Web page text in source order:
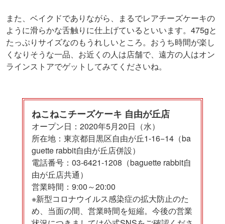
また、ベイクドでありながら、まるでレアチーズケーキの
ように滑らかな舌触りに仕上げているといいます。475gと
たっぷりサイズなのもうれしいところ。おうち時間が楽し
くなりそうな一品、お近くの人は店舗で、遠方の人はオン
ラインストアでゲットしてみてくださいね。
ねこねこチーズケーキ 自由が丘店
オープン日：2020年5月20日（水）
所在地：東京都目黒区自由が丘1-16−14（ba
guette rabbit自由が丘店併設）
電話番号：03-6421-1208（baguette rabbit自
由が丘店共通）
営業時間：9:00～20:00
※新型コロナウイルス感染症の拡大防止のた
め、当面の間、営業時間を短縮。今後の営業